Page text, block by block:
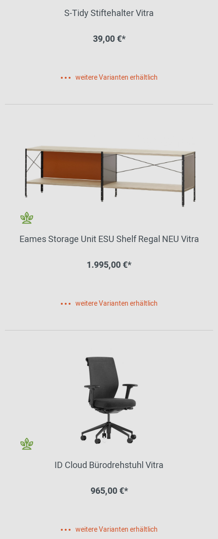
S-Tidy Stiftehalter Vitra
39,00 €*
weitere Varianten erhältlich
Eames Storage Unit ESU Shelf Regal NEU Vitra
1.995,00 €*
weitere Varianten erhältlich
ID Cloud Bürodrehstuhl Vitra
965,00 €*
weitere Varianten erhältlich